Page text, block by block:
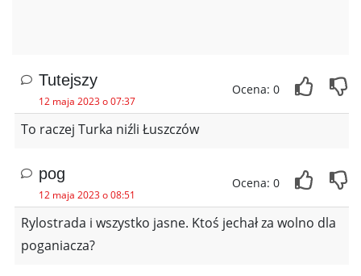
Tutejszy
12 maja 2023 o 07:37
Ocena: 0
To raczej Turka niźli Łuszczów
pog
12 maja 2023 o 08:51
Ocena: 0
Rylostrada i wszystko jasne. Ktoś jechał za wolno dla
poganiacza?